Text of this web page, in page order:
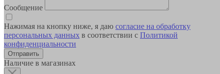
Сообщение
Нажимая на кнопку ниже, я даю согласие на обработку
персональных данных в соответствии с Политикой
конфиденциальности
Наличие в магазинах